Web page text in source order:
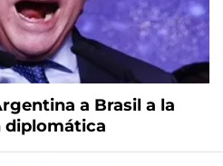
a Brasil a la
diplomática